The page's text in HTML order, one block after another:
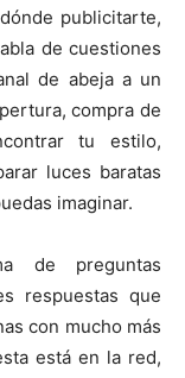
publicitarte,
de cuestiones
de abeja a un
compra de
tu estilo,
luces baratas
imaginar.
de preguntas
respuestas que
con mucho más
está en la red,